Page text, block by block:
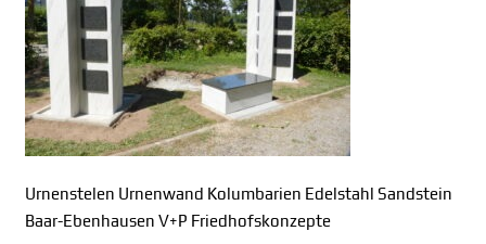
Urnenstelen Urnenwand Kolumbarien Edelstahl Sandstein
Baar-Ebenhausen V+P Friedhofskonzepte